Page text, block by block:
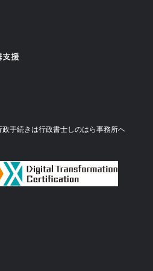
援
手続きは行政書士しのはら事務所へ